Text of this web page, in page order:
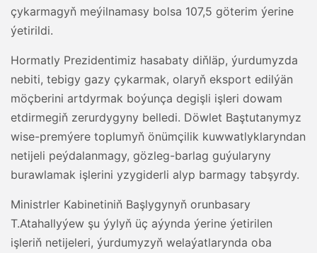
çykarmagyň meýilnamasy bolsa 107,5 göterim ýerine
ýetirildi.
Hormatly Prezidentimiz hasabaty diňläp, ýurdumyzda
nebiti, tebigy gazy çykarmak, olaryň eksport edilýän
möçberini artdyrmak boýunça degişli işleri dowam
etdirmegiň zerurdygyny belledi. Döwlet Baştutanymyz
wise-premýere toplumyň önümçilik kuwwatlyklaryndan
netijeli peýdalanmagy, gözleg-barlag guýularyny
burawlamak işlerini yzygiderli alyp barmagy tabşyrdy.
Ministrler Kabinetiniň Başlygynyň orunbasary
T.Atahallyýew şu ýylyň üç aýynda ýerine ýetirilen
işleriň netijeleri, ýurdumyzyň welaýatlarynda oba